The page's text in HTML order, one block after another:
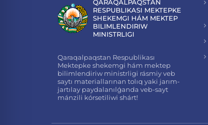
QARAQALPAQSTAN
RESPUBLIKASI MEKTEPKE
SHEKEMGI HÁM MEKTEP
BILIMLENDIRIW
MINISTRLIGI
Qaraqalpaqstan Respublikası
Mektepke shekemgi hám mektep
bilimlendiriw ministrligi rásmiy veb
saytı materiallarınan tolıq yaki jarım-
jartılay paydalanılǵanda veb-sayt
mánzili kórsetiliwi shárt!